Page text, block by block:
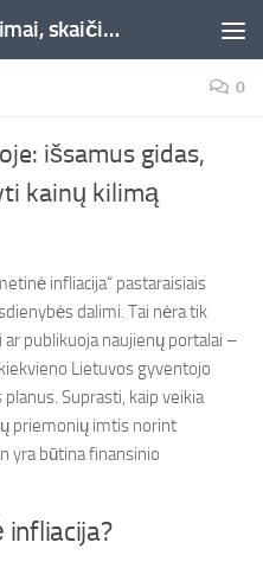
Mokesčiai, mokesčių patarimai, skaičiuoklės, straipsniai -Liepaja.lt
0
išsamus gidas,
kainų kilimą
infliacija“ pastaraisiais
dalimi. Tai nėra tik
publikuoja naujienų portalai –
Lietuvos gyventojo
Suprasti, kaip veikia
priemonių imtis norint
yra būtina finansinio
infliacija?